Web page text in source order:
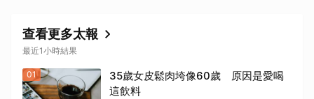
查看更多太報
最近1小時結果
01
35歲女皮鬆肉垮像60歲 原因是愛喝
這飲料